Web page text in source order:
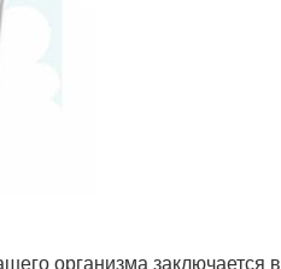
организма заключается в